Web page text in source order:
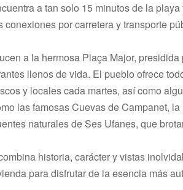
a tan solo 15 minutos de la
conexiones por carretera y transporte
a la hermosa Plaça Major,
llenos de vida. El pueblo ofrece
y locales cada martes, así como
las famosas Cuevas de Campanet,
naturales de Ses Ufanes, que
historia, carácter y vistas
para disfrutar de la esencia más